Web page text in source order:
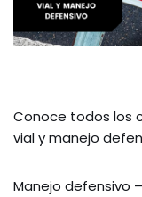
Conoce todos los
vial y manejo
Manejo defensivo